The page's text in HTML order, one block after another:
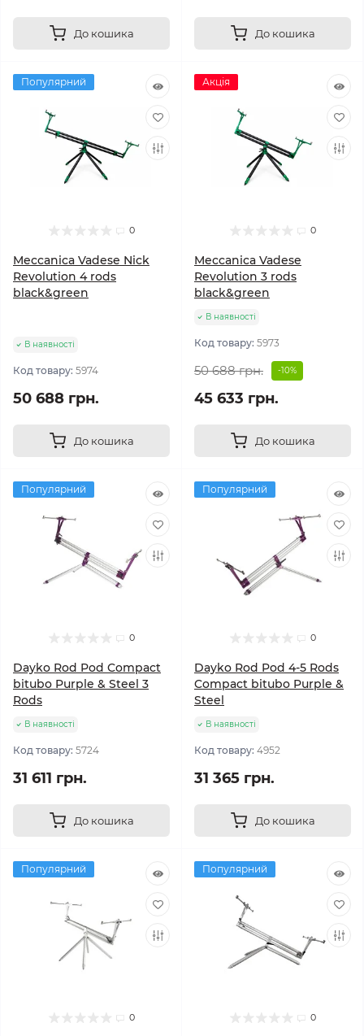
До кошика До кошика
Популярний
0
Meccanica Vadese Nick
Revolution 4 rods
black&green
В наявності
Код товару: 5974
50 688 грн.
До кошика
Акція
0
Meccanica Vadese
Revolution 3 rods
black&green
В наявності
Код товару: 5973
50 688 грн. -10%
45 633 грн.
До кошика
Популярний
0
Dayko Rod Pod Compact
bitubo Purple & Steel 3
Rods
В наявності
Код товару: 5724
31 611 грн.
До кошика
Популярний
0
Dayko Rod Pod 4-5 Rods
Compact bitubo Purple &
Steel
В наявності
Код товару: 4952
31 365 грн.
До кошика
Популярний
0
Популярний
0